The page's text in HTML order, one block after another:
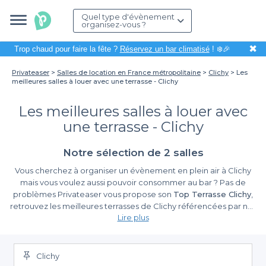
Quel type d'évènement
organisez-vous ?
Trop chaud pour faire la fête ? Réservez un bar climatisé! ❄️🎉 ✖
Privateaser Salles de location en France métropolitaine Clichy
Les
meilleures salles à louer avec une terrasse - Clichy
Les meilleures salles à louer avec
une terrasse - Clichy
Notre sélection de 2 salles
Vous cherchez à organiser un évènement en plein air à Clichy
mais vous voulez aussi pouvoir consommer au bar ? Pas de
problèmes Privateaser vous propose son Top Terrasse Clichy
retrouvez les meilleures terrasses de Clichy référencées par nos
soins avec des catégories précises afin de vous proposer les
vous pourrez trouver le lieux idéal à privatiser pour un après-midi
ensoleillé ou une soirée mémorable avec vos amis ou au sein
Lire plus
Clichy